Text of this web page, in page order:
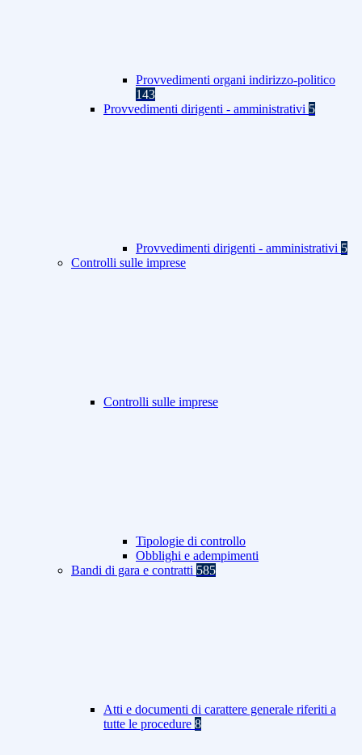
Provvedimenti organi indirizzo-politico
143
Provvedimenti dirigenti - amministrativi 5
Provvedimenti dirigenti - amministrativi 5
Controlli sulle imprese
Controlli sulle imprese
Tipologie di controllo
Obblighi e adempimenti
Bandi di gara e contratti 585
Atti e documenti di carattere generale riferiti a
tutte le procedure 8